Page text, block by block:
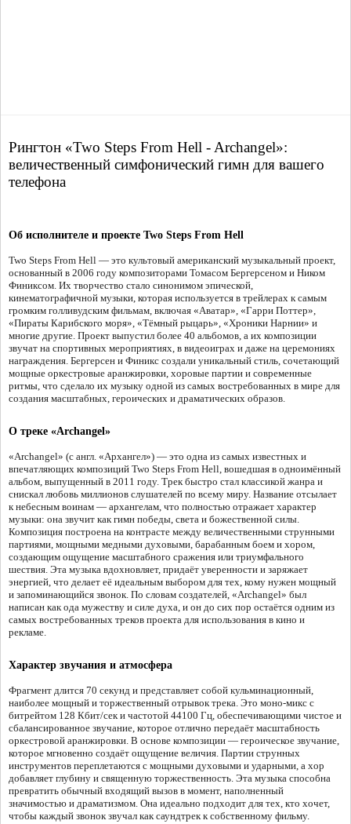
Рингтон «Two Steps From Hell - Archangel»:
величественный симфонический гимн для вашего
телефона
Об исполнителе и проекте Two Steps From Hell
Two Steps From Hell — это культовый американский музыкальный проект,
основанный в 2006 году композиторами Томасом Бергерсеном и Ником
Финиксом. Их творчество стало синонимом эпической,
кинематографичной музыки, которая используется в трейлерах к самым
громким голливудским фильмам, включая «Аватар», «Гарри Поттер»,
«Пираты Карибского моря», «Тёмный рыцарь», «Хроники Нарнии» и
многие другие. Проект выпустил более 40 альбомов, а их композиции
звучат на спортивных мероприятиях, в видеоиграх и даже на церемониях
награждения. Бергерсен и Финикс создали уникальный стиль, сочетающий
мощные оркестровые аранжировки, хоровые партии и современные
ритмы, что сделало их музыку одной из самых востребованных в мире для
создания масштабных, героических и драматических образов.
О треке «Archangel»
«Archangel» (с англ. «Архангел») — это одна из самых известных и
впечатляющих композиций Two Steps From Hell, вошедшая в одноимённый
альбом, выпущенный в 2011 году. Трек быстро стал классикой жанра и
снискал любовь миллионов слушателей по всему миру. Название отсылает
к небесным воинам — архангелам, что полностью отражает характер
музыки: она звучит как гимн победы, света и божественной силы.
Композиция построена на контрасте между величественными струнными
партиями, мощными медными духовыми, барабанным боем и хором,
создающим ощущение масштабного сражения или триумфального
шествия. Эта музыка вдохновляет, придаёт уверенности и заряжает
энергией, что делает её идеальным выбором для тех, кому нужен мощный
и запоминающийся звонок. По словам создателей, «Archangel» был
написан как ода мужеству и силе духа, и он до сих пор остаётся одним из
самых востребованных треков проекта для использования в кино и
рекламе.
Характер звучания и атмосфера
Фрагмент длится 70 секунд и представляет собой кульминационный,
наиболее мощный и торжественный отрывок трека. Это моно-микс с
битрейтом 128 Кбит/сек и частотой 44100 Гц, обеспечивающими чистое и
сбалансированное звучание, которое отлично передаёт масштабность
оркестровой аранжировки. В основе композиции — героическое звучание,
которое мгновенно создаёт ощущение величия. Партии струнных
инструментов переплетаются с мощными духовыми и ударными, а хор
добавляет глубину и священную торжественность. Эта музыка способна
превратить обычный входящий вызов в момент, наполненный
значимостью и драматизмом. Она идеально подходит для тех, кто хочет,
чтобы каждый звонок звучал как саундтрек к собственному фильму.